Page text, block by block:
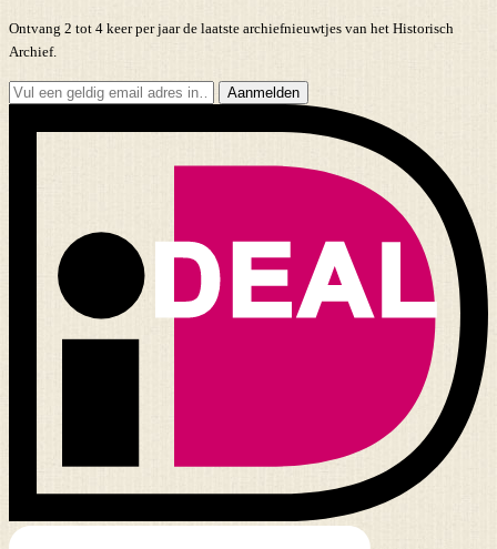
Ontvang 2 tot 4 keer per jaar de laatste archiefnieuwtjes van het Historisch
Archief.
Aanmelden